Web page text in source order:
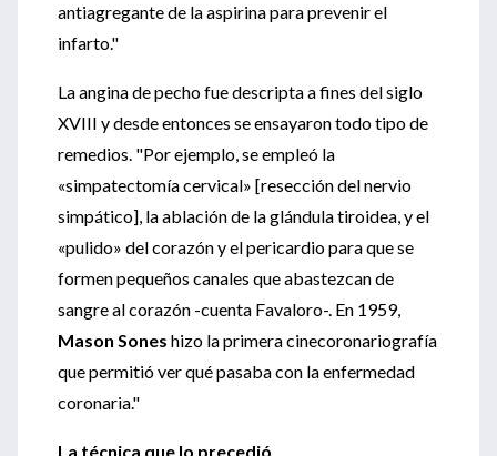
antiagregante de la aspirina para prevenir el
infarto."
La angina de pecho fue descripta a fines del siglo
XVIII y desde entonces se ensayaron todo tipo de
remedios. "Por ejemplo, se empleó la
«simpatectomía cervical» [resección del nervio
simpático], la ablación de la glándula tiroidea, y el
«pulido» del corazón y el pericardio para que se
formen pequeños canales que abastezcan de
sangre al corazón -cuenta Favaloro-. En 1959,
Mason Sones hizo la primera cinecoronariografía
que permitió ver qué pasaba con la enfermedad
coronaria."
La técnica que lo precedió